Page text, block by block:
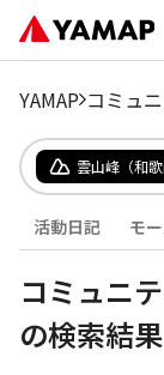
YAMAP コミュ
雲山峰（和歌
活動日記 モ
コミュニ
の検索結果